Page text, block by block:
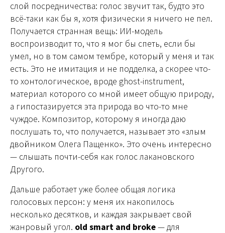
слой посредничества: голос звучит так, будто это
всё-таки как бы я, хотя физически я ничего не пел.
Получается странная вещь: ИИ-модель
воспроизводит то, что я мог бы спеть, если бы
умел, но в том самом тембре, который у меня и так
есть. Это не имитация и не подделка, а скорее что-
то хонтологическое, вроде ghost-instrument,
материал которого со мной имеет общую природу,
а гипостазируется эта природа во что-то мне
чуждое. Композитор, которому я иногда даю
послушать то, что получается, называет это «злым
двойником Олега Пащенко». Это очень интересно
— слышать почти-себя как голос лакановского
Другого.
Дальше работает уже более общая логика
голосовых персон: у меня их накопилось
несколько десятков, и каждая закрывает свой
жанровый угол. old smart and broke— для